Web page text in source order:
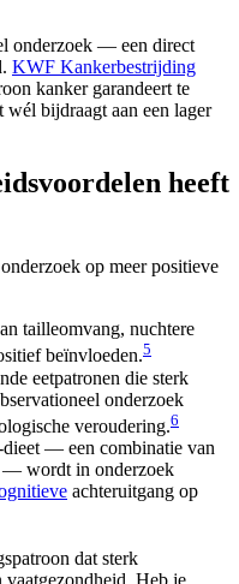
onderzoek — een direct
KWF Kankerbestrijding
kanker garandeert te
wél bijdraagt aan een lager
heeft
op meer positieve
tailleomvang, nuchtere
beïnvloeden.5
eetpatronen die sterk
onderzoek
veroudering.6
— een combinatie van
— wordt in onderzoek
achteruitgang op
dat sterk